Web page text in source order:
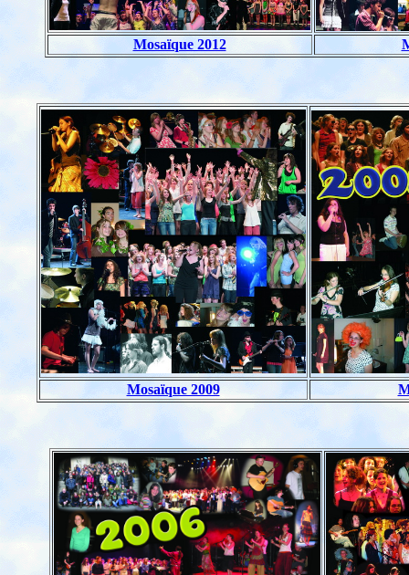
Mosaïque 2012
Mosaïque 2009